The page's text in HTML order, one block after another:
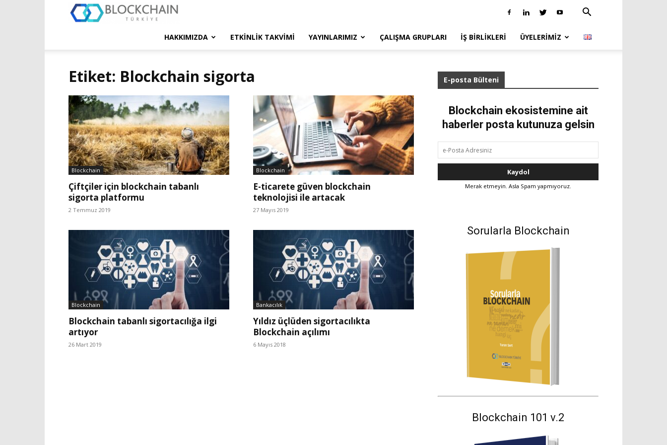
Türkiye
HAKKIMIZDA ETKINLIK TAKVIMI YAYINLARIMIZ ÇALIŞMA GRUPLARI İŞ BIRLIKLERI ÜYELERIMIZ
Etiket: Blockchain sigorta
Blockchain
Çiftçiler için blockchain tabanlı
sigorta platformu
2 Temmuz 2019
Blockchain
E-ticarete güven blockchain
teknolojisi ile artacak
27 Mayıs 2019
Blockchain
Blockchain tabanlı sigortacılığa ilgi
artıyor
26 Mart 2019
Bankacılık
Yıldız üçlüden sigortacılıkta
Blockchain açılımı
6 Mayıs 2018
E-posta Bülteni
Blockchain ekosistemine ait
haberler posta kutunuza gelsin
Merak etmeyin. Asla Spam yapmıyoruz.
Sorularla Blockchain
Blockchain 101 v.2